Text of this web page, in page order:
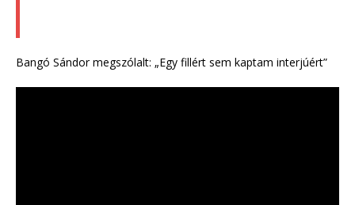
Bangó Sándor megszólalt: „Egy fillért sem kaptam interjúért”